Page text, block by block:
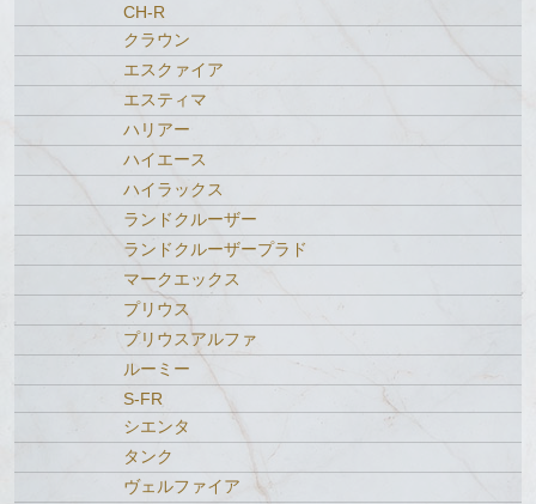
CH-R
クラウン
エスクァイア
エスティマ
ハリアー
ハイエース
ハイラックス
ランドクルーザー
ランドクルーザープラド
マークエックス
プリウス
プリウスアルファ
ルーミー
S-FR
シエンタ
タンク
ヴェルファイア